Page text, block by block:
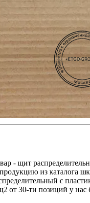
- щит
продукцию из
с
от 30-ти позиций у нас